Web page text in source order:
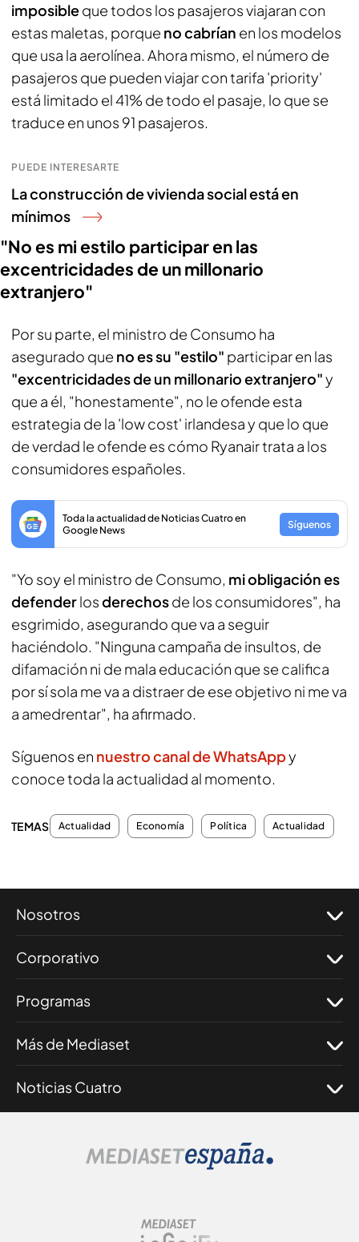
imposibleque todos los pasajeros viajaran con
estas maletas, porque no cabrían en los modelos
que usa la aerolínea. Ahora mismo, el número de
pasajeros que pueden viajar con tarifa 'priority'
está limitado el 41% de todo el pasaje, lo que se
traduce en unos 91 pasajeros.
PUEDE INTERESARTE
La construcción de vivienda social está en
mínimos
"No es mi estilo participar en las
excentricidades de un millonario
extranjero"
Por su parte, el ministro de Consumo ha
asegurado que no es su "estilo" participar en las
"excentricidades de un millonario extranjero"y
que a él, "honestamente", no le ofende esta
estrategia de la 'low cost' irlandesa y que lo que
de verdad le ofende es cómo Ryanair trata a los
consumidores españoles.
Toda la actualidad de Noticias Cuatro en
Google News
Síguenos
"Yo soy el ministro de Consumo, mi obligación es
defenderlosderechosde los consumidores", ha
esgrimido, asegurando que va a seguir
haciéndolo. "Ninguna campaña de insultos, de
difamación ni de mala educación que se califica
por sí sola me va a distraer de ese objetivo ni me va
a amedrentar", ha afirmado.
Síguenos en nuestro canal de WhatsAppy
conoce toda la actualidad al momento.
TEMAS Actualidad Economía Política Actualidad
Nosotros
Corporativo
Programas
Más de Mediaset
Noticias Cuatro